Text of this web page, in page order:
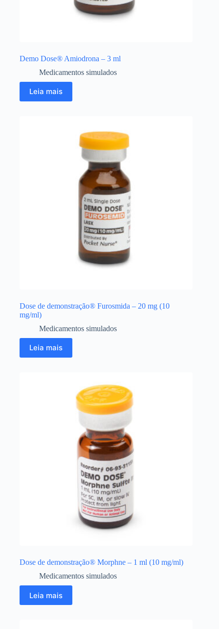
Demo Dose® Amiodrona – 3 ml
Medicamentos simulados
Leia mais
Dose de demonstração® Furosmida – 20 mg (10
mg/ml)
Medicamentos simulados
Leia mais
Dose de demonstração® Morphne – 1 ml (10 mg/ml)
Medicamentos simulados
Leia mais